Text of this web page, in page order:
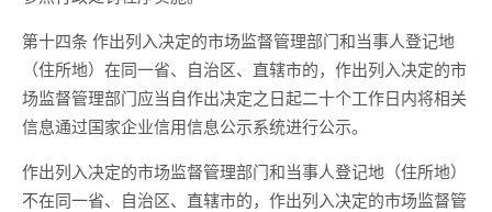
第十四条 作出列入决定的市场监督管理部门和当事人登记地
（住所地）在同一省、自治区、直辖市的，作出列入决定的市
场监督管理部门应当自作出决定之日起二十个工作日内将相关
信息通过国家企业信用信息公示系统进行公示。
作出列入决定的市场监督管理部门和当事人登记地（住所地）
不在同一省、自治区、直辖市的，作出列入决定的市场监督管